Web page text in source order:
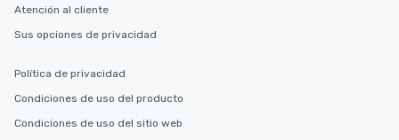
Atención al cliente
Sus opciones de privacidad
Política de privacidad
Condiciones de uso del producto
Condiciones de uso del sitio web